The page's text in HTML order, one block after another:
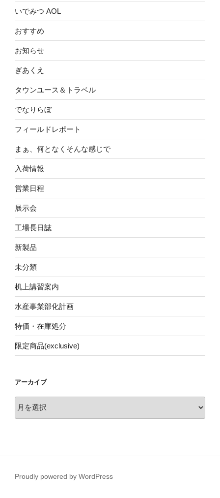
いでみつ AOL
おすすめ
お知らせ
ぎあくえ
タウンユース＆トラベル
でなりらぼ
フィールドレポート
まぁ、何となくそんな感じで
入荷情報
営業日程
展示会
工場長日誌
新製品
未分類
机上講習案内
水産事業部化計画
特価・在庫処分
限定商品(exclusive)
アーカイブ
ー
Proudly powered by WordPress